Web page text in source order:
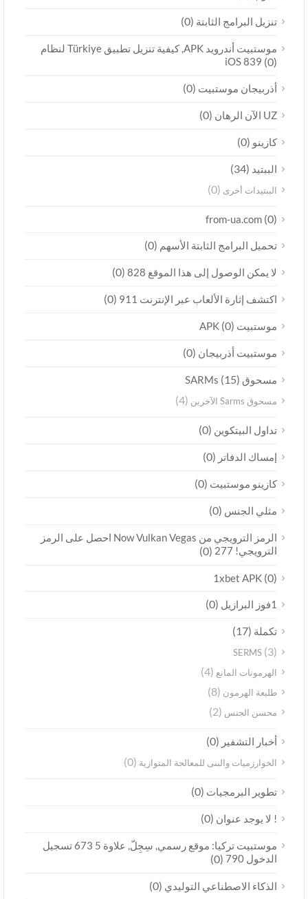
تنزيل البرامج الثابتة(0)
موستبيت أندرويد APK, كيفية تنزيل تطبيق Türkiye لنظام
iOS 839(0)
أذربيجان موستبيت(0)
UZ الآن الرهان (0)
كازينو (0)
الببتيد(34)
الببتيدات أخرى(0)
from-ua.com(0)
تحميل البرامج الثابتة الأسهم(0)
لا يمكن الوصول إلى هذا الموقع 828 (0)
اكتشف إثارة الألعاب عبر الإنترنت 911 (0)
موستبيت APK(0)
موستبيت أذربيجان(0)
مسحوق SARMs(15)
مسحوق Sarms الآخرين (4)
تداول البيتكوين(0)
إمساك الدفاتر(0)
كازينو موستبيت(0)
مثلي الجنس(0)
الرمز الترويجي من Now Vulkan Vegas احصل على الرمز
الترويجي! 277 (0)
1xbet APK(0)
1فوز البرازيل (0)
تكملة(17)
SERMS(3)
الهرمونات المانع(4)
طليعة الهرمون(8)
محسن الجنس(2)
أخبار التشفير(0)
الخوارزميات والبنى للمعالجة المتوازية(0)
تطوير البرمجيات(0)
! لا يوجد عنوان(0)
موستبيت تركيا: موقع رسمي, سِجِلّ, علاوة 5 673 تسجيل
الدخول 790 (0)
الذكاء الاصطناعي التوليدي(0)